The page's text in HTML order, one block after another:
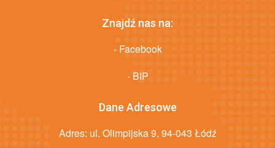
Znajdź nas na:
- Facebook
- BIP
Dane Adresowe
Adres: ul. Olimpijska 9, 94-043 Łódź